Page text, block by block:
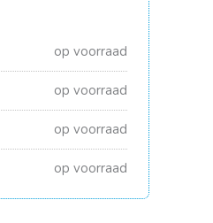
op voorraad
op voorraad
op voorraad
op voorraad